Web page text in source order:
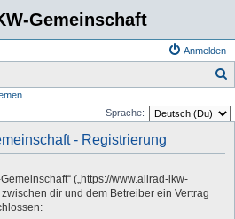
Gemeinschaft
Anmelden
Sprache:
- Registrierung
(„https://www.allrad-lkw-
dir und dem Betreiber ein Vertrag